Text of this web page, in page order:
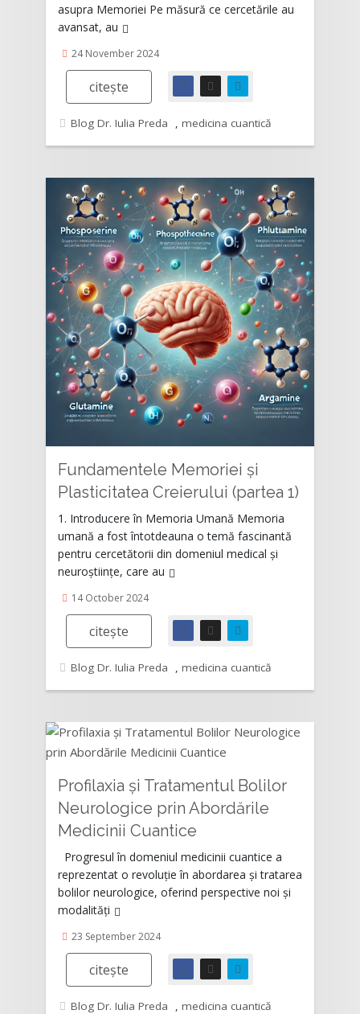
asupra Memoriei Pe măsură ce cercetările au
avansat, au
24 November 2024
citește
Blog Dr. Iulia Preda , medicina cuantică
Rating:
Fundamentele Memoriei și
Plasticitatea Creierului (partea 1)
1. Introducere în Memoria Umană Memoria
umană a fost întotdeauna o temă fascinantă
pentru cercetătorii din domeniul medical și
neuroștiințe, care au
14 October 2024
citește
Blog Dr. Iulia Preda , medicina cuantică
Rating:
Profilaxia și Tratamentul Bolilor
Neurologice prin Abordările
Medicinii Cuantice
Progresul în domeniul medicinii cuantice a
reprezentat o revoluție în abordarea și tratarea
bolilor neurologice, oferind perspective noi și
modalități
23 September 2024
citește
Blog Dr. Iulia Preda , medicina cuantică